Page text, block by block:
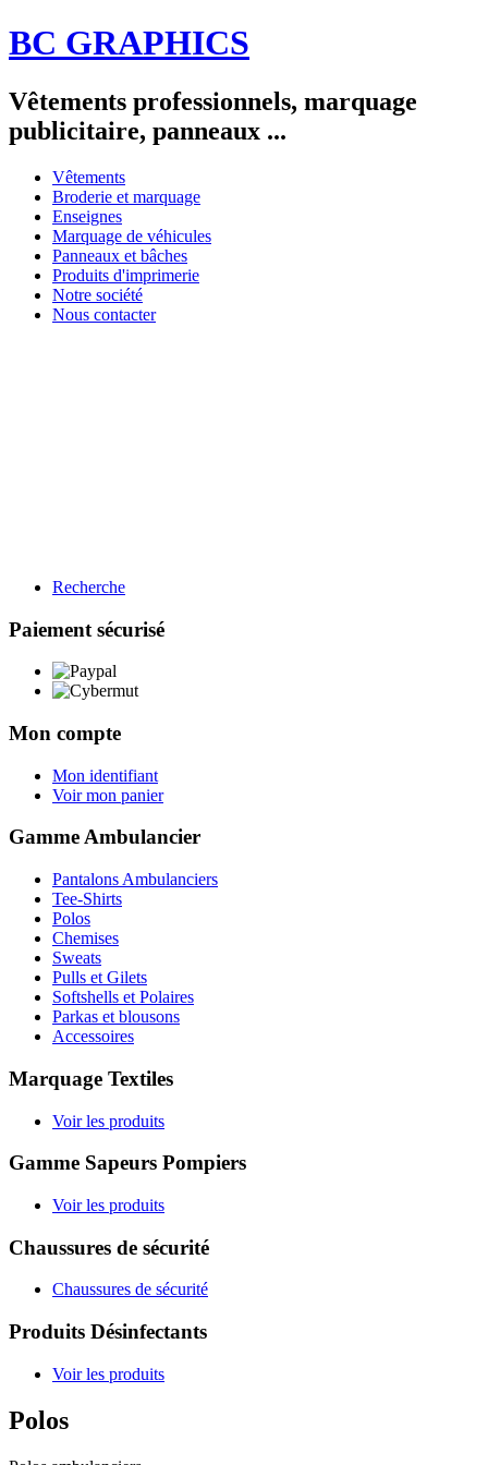
BC GRAPHICS
Vêtements professionnels, marquage
publicitaire, panneaux ...
Vêtements
Broderie et marquage
Enseignes
Marquage de véhicules
Panneaux et bâches
Produits d'imprimerie
Notre société
Nous contacter
Restauration BTP
Recherche
Paiement sécurisé
Mon compte
Mon identifiant
Voir mon panier
Gamme Ambulancier
Pantalons Ambulanciers
Tee-Shirts
Polos
Chemises
Sweats
Pulls et Gilets
Softshells et Polaires
Parkas et blousons
Accessoires
Marquage Textiles
Voir les produits
Gamme Sapeurs Pompiers
Voir les produits
Chaussures de sécurité
Chaussures de sécurité
Produits Désinfectants
Voir les produits
Polos